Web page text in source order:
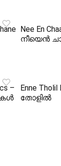
Nee En
നീയെൻ
–
Enne
തോളിൽ